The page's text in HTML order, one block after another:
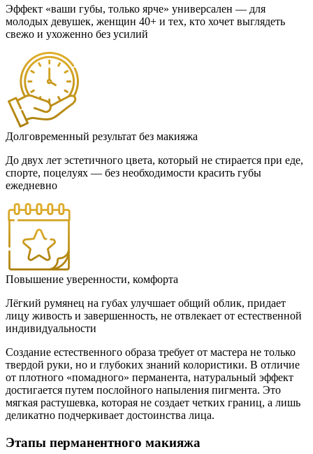
Эффект «ваши губы, только ярче» универсален — для
молодых девушек, женщин 40+ и тех, кто хочет выглядеть
свежо и ухоженно без усилий
Долговременный результат без макияжа
До двух лет эстетичного цвета, который не стирается при еде,
спорте, поцелуях — без необходимости красить губы
ежедневно
Повышение уверенности, комфорта
Лёгкий румянец на губах улучшает общий облик, придает
лицу живость и завершенность, не отвлекает от естественной
индивидуальности
Создание естественного образа требует от мастера не только
твердой руки, но и глубоких знаний колористики. В отличие
от плотного «помадного» перманента, натуральный эффект
достигается путем послойного напыления пигмента. Это
мягкая растушевка, которая не создает четких границ, а лишь
деликатно подчеркивает достоинства лица.
Этапы перманентного макияжа